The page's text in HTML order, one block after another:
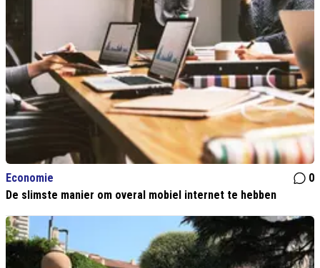
Economie
0
De slimste manier om overal mobiel internet te hebben